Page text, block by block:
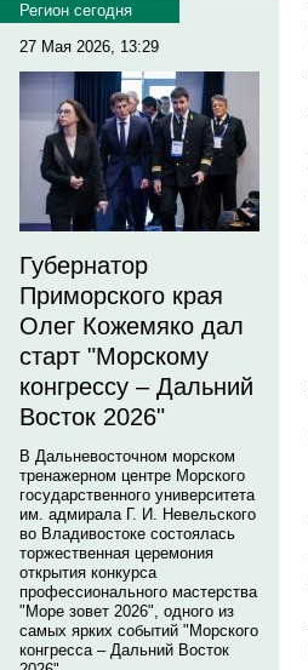
Регион сегодня
27 Мая 2026, 13:29
Губернатор
Приморского края
Олег Кожемяко дал
старт "Морскому
конгрессу – Дальний
Восток 2026"
В Дальневосточном морском
тренажерном центре Морского
государственного университета
им. адмирала Г. И. Невельского
во Владивостоке состоялась
торжественная церемония
открытия конкурса
профессионального мастерства
"Море зовет 2026", одного из
самых ярких событий "Морского
конгресса – Дальний Восток